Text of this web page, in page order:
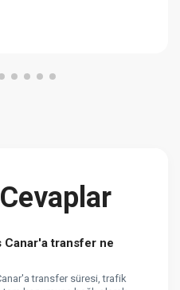
Canar'a transfer ne
transfer süresi, trafik